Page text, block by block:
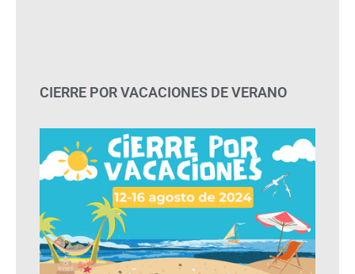
CIERRE POR VACACIONES DE VERANO